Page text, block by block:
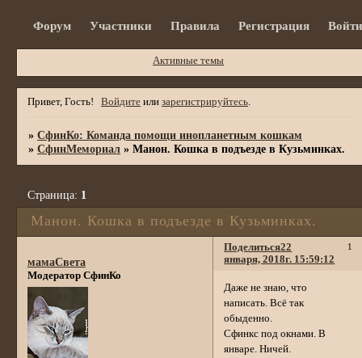
Форум Участники Правила Регистрация
Активные темы
Привет, Гость! Войдите илизарегистрируйтесь.
»СфинКо: Команда помощи инопланетным кошкам
»СфинМемориал »Манон. Кошка в подъезде в Кузьминках.
Манон. Кошка в подъезде в Кузьминках.
Страница: 1
Поделиться 1
22
января, 2018г. 15:59:12
мамаСвета
Модератор СфинКо
Даже не знаю, что
написать. Всё так
обыденно.
Сфинкс под окнами. В
январе. Ничей.